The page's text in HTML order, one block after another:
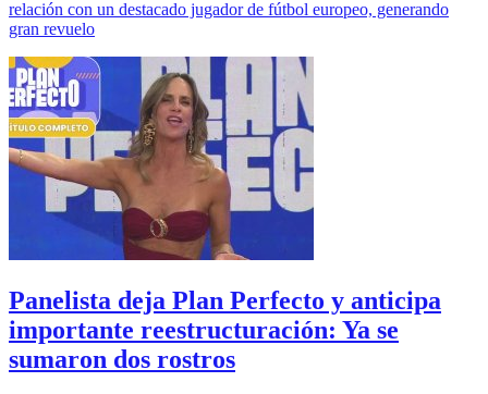
relación con un destacado jugador de fútbol europeo, generando
gran revuelo
Panelista deja Plan Perfecto y anticipa
importante reestructuración: Ya se
sumaron dos rostros